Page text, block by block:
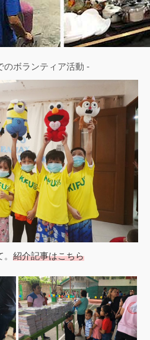
のボランティア活動 -
紹介記事はこちら